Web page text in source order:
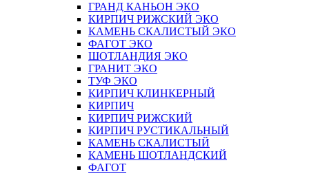
ГРАНД КАНЬОН ЭКО
КИРПИЧ РИЖСКИЙ ЭКО
КАМЕНЬ СКАЛИСТЫЙ ЭКО
ФАГОТ ЭКО
ШОТЛАНДИЯ ЭКО
ГРАНИТ ЭКО
ТУФ ЭКО
КИРПИЧ КЛИНКЕРНЫЙ
КИРПИЧ
КИРПИЧ РИЖСКИЙ
КИРПИЧ РУСТИКАЛЬНЫЙ
КАМЕНЬ СКАЛИСТЫЙ
КАМЕНЬ ШОТЛАНДСКИЙ
ФАГОТ